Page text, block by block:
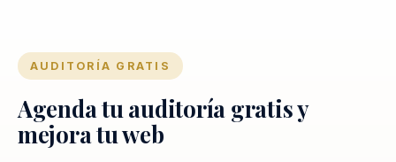
AUDITORÍA GRATIS
Agenda tu auditoría gratis y
mejora tu web